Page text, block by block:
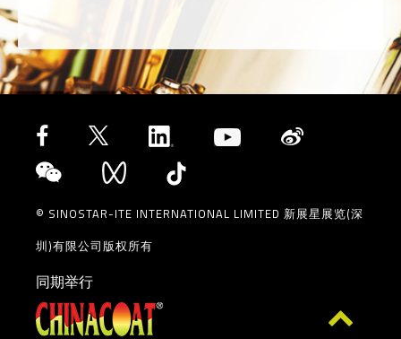
© SINOSTAR-ITE INTERNATIONAL LIMITED 新展星展览(深
圳)有限公司版权所有
同期举行